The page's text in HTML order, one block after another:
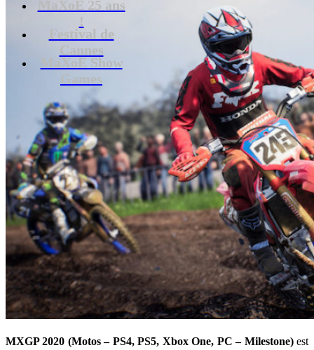
MaXoE 25 ans
!
Festival de
Cannes
MaXoE Show
Games
MXGP 2020 (Motos – PS4, PS5, Xbox One, PC – Milestone) est